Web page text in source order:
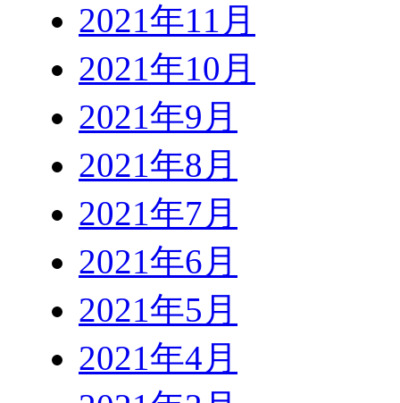
2021年11月
2021年10月
2021年9月
2021年8月
2021年7月
2021年6月
2021年5月
2021年4月